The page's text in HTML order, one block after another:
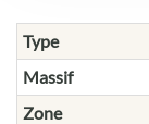
Type
Massif
Zone